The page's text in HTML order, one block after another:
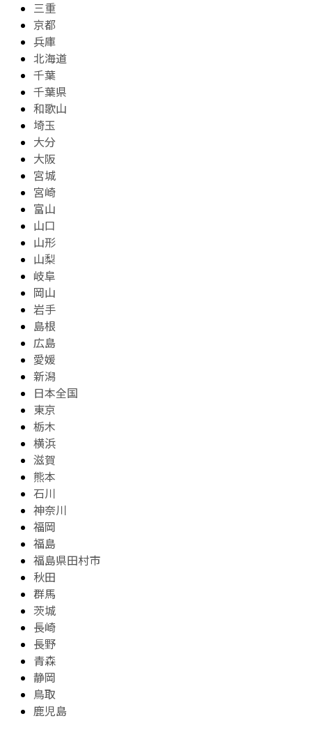
三重
京都
兵庫
北海道
千葉
千葉県
和歌山
埼玉
大分
大阪
宮城
宮崎
富山
山口
山形
山梨
岐阜
岡山
岩手
島根
広島
愛媛
新潟
日本全国
東京
栃木
横浜
滋賀
熊本
石川
神奈川
福岡
福島
福島県田村市
秋田
群馬
茨城
長崎
長野
青森
静岡
鳥取
鹿児島